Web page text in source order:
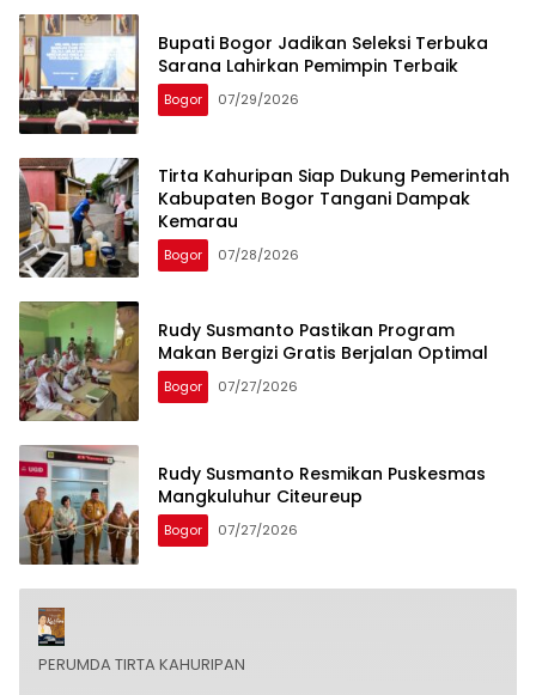
Bupati Bogor Jadikan Seleksi Terbuka
Sarana Lahirkan Pemimpin Terbaik
Bogor 07/29/2026
Tirta Kahuripan Siap Dukung Pemerintah
Kabupaten Bogor Tangani Dampak
Kemarau
Bogor 07/28/2026
Rudy Susmanto Pastikan Program
Makan Bergizi Gratis Berjalan Optimal
Bogor 07/27/2026
Rudy Susmanto Resmikan Puskesmas
Mangkuluhur Citeureup
Bogor 07/27/2026
PERUMDA TIRTA KAHURIPAN